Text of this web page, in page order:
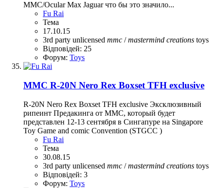
MMC/Ocular Max Jaguar что бы это значило...
Fu Rai
Тема
17.10.15
3rd party unlicensed mmc /mastermind creations toys
Відповідей: 25
Форум: Toys
MMC R-20N Nero Rex Boxset TFH exclusive
R-20N Nero Rex Boxset TFH exclusive Эксклюзивный
рипеинт Предакинга от MMC, который будет
представлен 12-13 сентября в Сингапуре на Singapore
Toy Game and comic Convention (STGCC )
Fu Rai
Тема
30.08.15
3rd party unlicensed mmc /mastermind creations toys
Відповідей: 3
Форум: Toys